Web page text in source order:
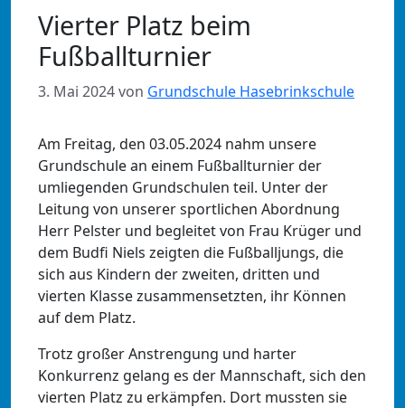
Vierter Platz beim
Fußballturnier
3. Mai 2024von Grundschule Hasebrinkschule
Am Freitag, den 03.05.2024 nahm unsere
Grundschule an einem Fußballturnier der
umliegenden Grundschulen teil. Unter der
Leitung von unserer sportlichen Abordnung
Herr Pelster und begleitet von Frau Krüger und
dem Budfi Niels zeigten die Fußballjungs, die
sich aus Kindern der zweiten, dritten und
vierten Klasse zusammensetzten, ihr Können
auf dem Platz.
Trotz großer Anstrengung und harter
Konkurrenz gelang es der Mannschaft, sich den
vierten Platz zu erkämpfen. Dort mussten sie